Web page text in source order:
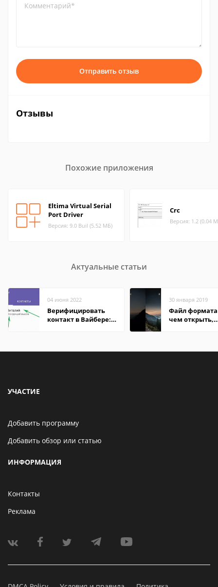
Комментарий*
Отправить отзыв
Отзывы
Похожие приложения
Eltima Virtual Serial
Port Driver
Версия: 9.0 Buil (5.52 МБ)
Crc
Версия: 1.2 (0.04
Актуальные статьи
04 июня 2022
Верифицировать
контакт в Вайбере:
30 января 2019
Файл
чем открыть,
УЧАСТИЕ
Добавить программу
Добавить обзор или статью
ИНФОРМАЦИЯ
Контакты
Реклама